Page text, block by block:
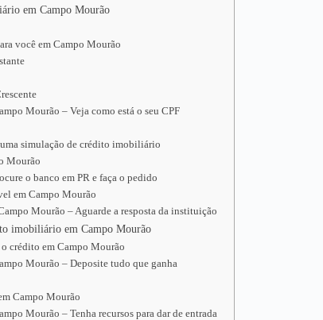
em Campo Mourão
você em Campo Mourão
Mourão – Veja como está o seu CPF
simulação de crédito imobiliário
Mourão
o banco em PR e faça o pedido
em Campo Mourão
Mourão – Aguarde a resposta da instituição
imobiliário em Campo Mourão
crédito em Campo Mourão
Mourão – Deposite tudo que ganha
Campo Mourão
Mourão – Tenha recursos para dar de entrada